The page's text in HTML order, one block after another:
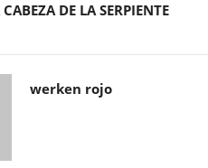
DE LA SERPIENTE
werken rojo